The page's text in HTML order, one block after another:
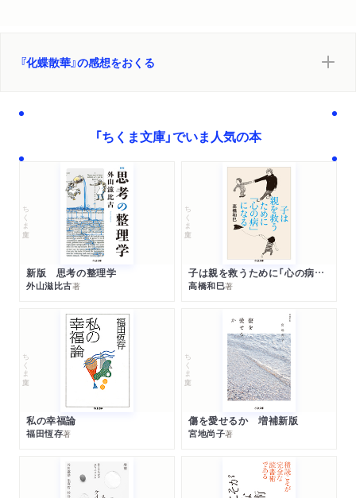
『化蝶散華』の感想をおくる
「ちくま文庫」でいま人気の本
ちくま文庫
新版 思考の整理学
外山滋比古著
ちくま文庫
子は親を救うために「心の病」になる
高橋和巳著
ちくま文庫
私の幸福論
福田恆存著
ちくま文庫
傷を愛せるか 増補新版
宮地尚子著